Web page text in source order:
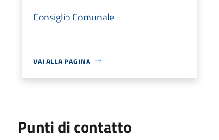
Consiglio Comunale
VAI ALLA PAGINA
Punti di contatto